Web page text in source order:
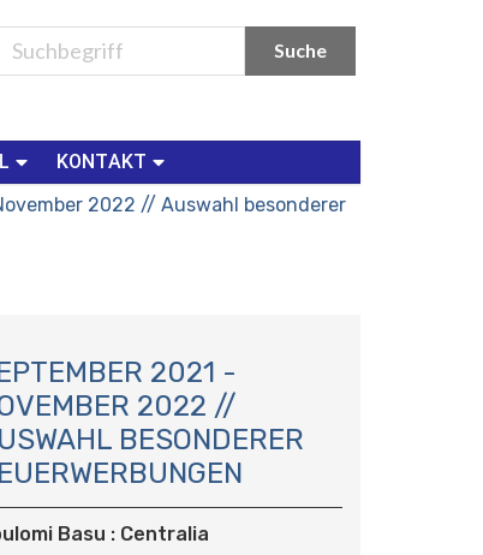
KONTAKT
2022 // Auswahl besonderer
2021 -
2022 //
BESONDERER
Basu : Centralia